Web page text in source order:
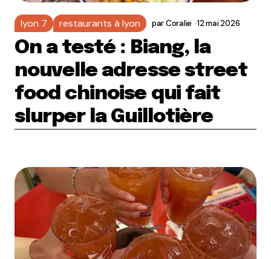
lyon 7 restaurants à lyon parCoralie 12 mai 2026
On a testé : Biang, la
nouvelle adresse street
food chinoise qui fait
slurper la Guillotière